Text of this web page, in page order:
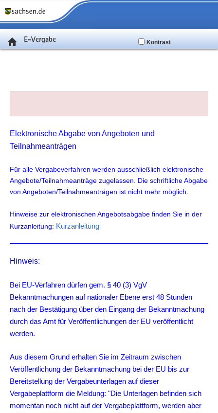
E-Vergabe Kontrast
Elektronische Abgabe von Angeboten und
Teilnahmeanträgen
Für alle Vergabeverfahren werden ausschließlich elektronische
Angebote/Teilnahmeanträge zugelassen. Die schriftliche Abgabe
von Angeboten/Teilnahmeanträgen ist nicht mehr möglich.
Hinweise zur elektronischen Angebotsabgabe finden Sie in der
Kurzanleitung: Kurzanleitung
Hinweis:
Bei EU-Verfahren dürfen gem. § 40 (3) VgV
Bekanntmachungen auf nationaler Ebene erst 48 Stunden
nach der Bestätigung über den Eingang der Bekanntmachung
durch das Amt für Veröffentlichungen der EU veröffentlicht
werden.
Aus diesem Grund erhalten Sie im Zeitraum zwischen
Veröffentlichung der Bekanntmachung bei der EU bis zur
Bereitstellung der Vergabeunterlagen auf dieser
Vergabeplattform die Meldung: "Die Unterlagen befinden sich
momentan noch nicht auf der Vergabeplattform, werden aber